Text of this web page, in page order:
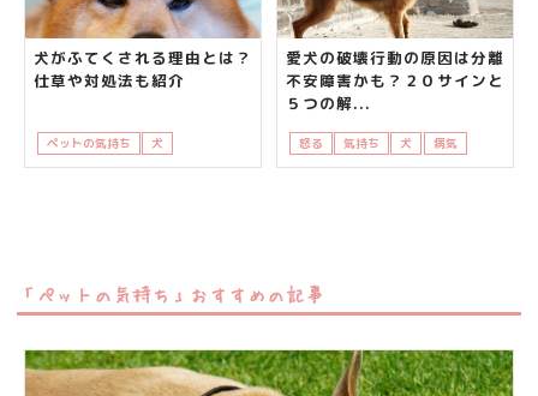
犬がふてくされる理由とは？
仕草や対処法も紹介
ペットの気持ち 犬
愛犬の破壊行動の原因は分離
不安障害かも？２０サインと
５つの解...
怒る 気持ち 犬 病気
「ペットの気持ち」おすすめの記事